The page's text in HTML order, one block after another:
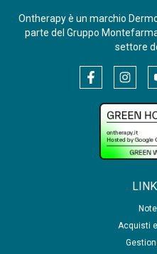
Ontherapy è un marchio
parte del Gruppo
settore
Acquisti